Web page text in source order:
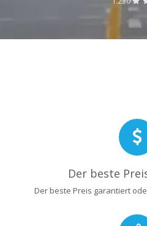
Der beste
Der beste Preis garantiert